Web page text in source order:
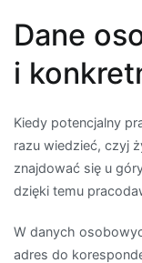
Dane
i
Kiedy potencjalny
razu wiedzieć, czyj
znajdować się u
dzięki temu
W danych
adres do